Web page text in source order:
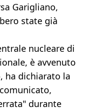
Garigliano,
state già
nucleare di
è avvenuto
ha dichiarato la
durante